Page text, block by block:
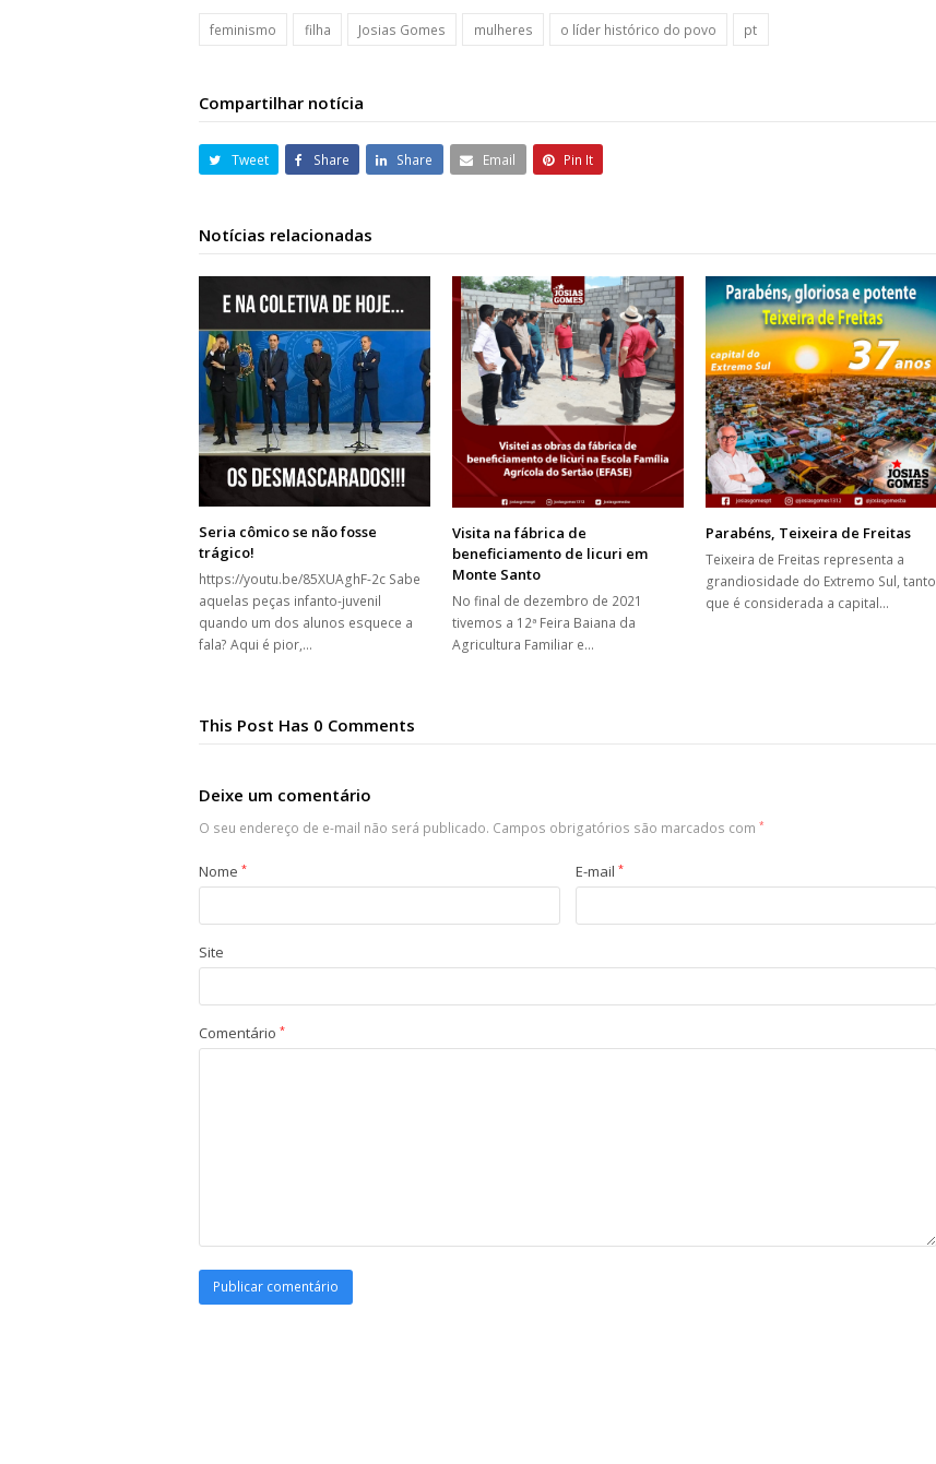
feminismo filha Josias Gomes mulheres o líder histórico do povo pt
Compartilhar notícia
Tweet Share Share Email Pin It
Notícias relacionadas
Seria cômico se não fosse
trágico!
https://youtu.be/85XUAghF-2c Sabe
aquelas peças infanto-juvenil
quando um dos alunos esquece a
fala? Aqui é pior,…
Visita na fábrica de
beneficiamento de licuri em
Monte Santo
No final de dezembro de 2021
tivemos a 12ª Feira Baiana da
Agricultura Familiar e…
Parabéns, Teixeira de Freitas
Teixeira de Freitas representa a
grandiosidade do Extremo Sul, tanto
que é considerada a capital…
This Post Has 0 Comments
Deixe um comentário
O seu endereço de e-mail não será publicado. Campos obrigatórios são marcados com *
Nome * E-mail *
Site
Comentário *